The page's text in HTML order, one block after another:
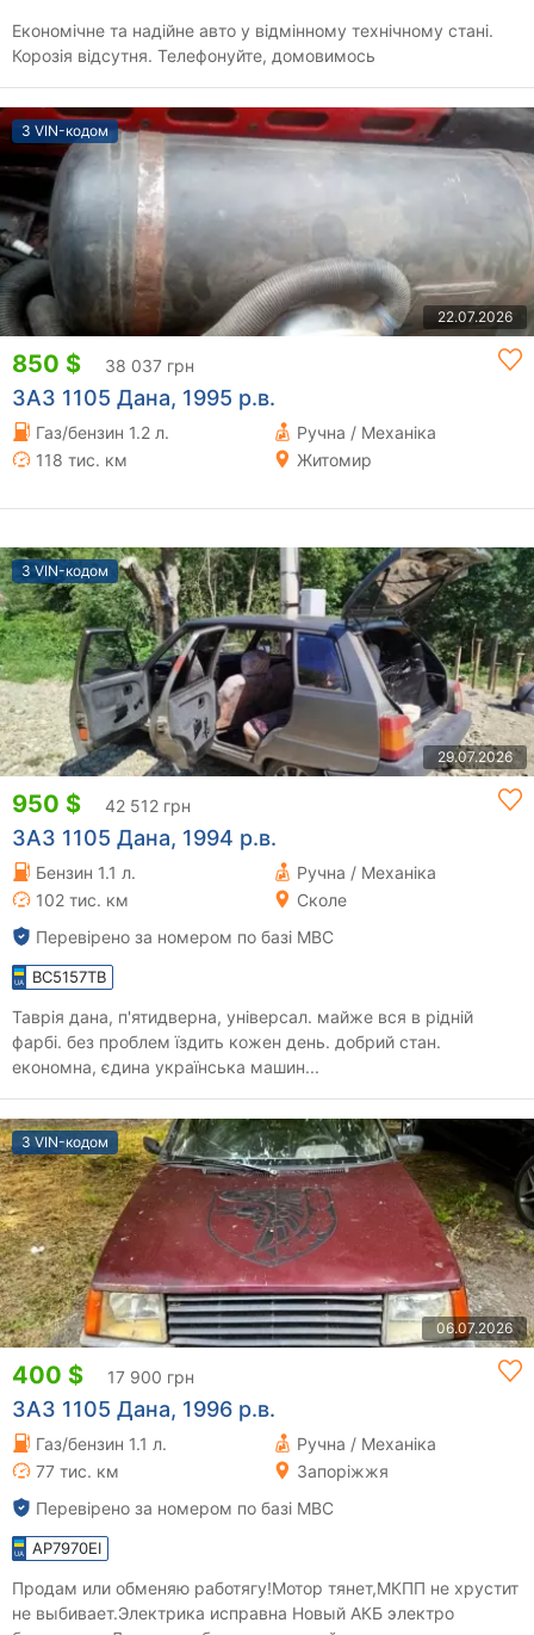
Економічне та надійне авто у відмінному технічному стані.
Корозія відсутня. Телефонуйте, домовимось
З VIN-кодом
22.07.2026
850 $ 38 037 грн
ЗАЗ 1105 Дана, 1995 р.в.
Газ/бензин 1.2 л.
Ручна / Механіка
118 тис. км
Житомир
З VIN-кодом
29.07.2026
950 $ 42 512 грн
ЗАЗ 1105 Дана, 1994 р.в.
Бензин 1.1 л.
Ручна / Механіка
102 тис. км
Сколе
Перевірено за номером по базі МВС
BC5157TB
Таврія дана, п'ятидверна, універсал. майже вся в рідній
фарбі. без проблем їздить кожен день. добрий стан.
економна, єдина українська машин...
З VIN-кодом
06.07.2026
400 $ 17 900 грн
ЗАЗ 1105 Дана, 1996 р.в.
Газ/бензин 1.1 л.
Ручна / Механіка
77 тис. км
Запоріжжя
Перевірено за номером по базі МВС
AP7970EI
Продам или обменяю работягу!Мотор тянет,МКПП не хрустит
не выбивает.Электрика исправна Новый АКБ электро